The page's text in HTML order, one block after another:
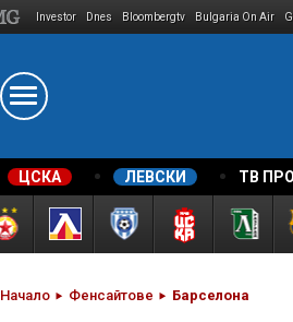
Investor Dnes Bloombergtv Bulgaria On Air
ЦСКА ЛЕВСКИ ТВ
Начало Фенсайтове Барселона